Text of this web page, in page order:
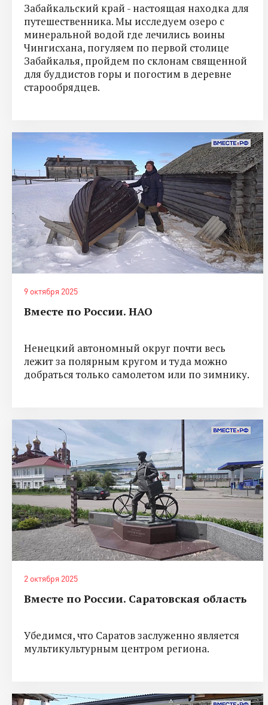
Забайкальский край - настоящая находка для
путешественника. Мы исследуем озеро с
минеральной водой где лечились воины
Чингисхана, погуляем по первой столице
Забайкалья, пройдем по склонам священной
для буддистов горы и погостим в деревне
старообрядцев.
9 октября 2025
Вместе по России. НАО
Ненецкий автономный округ почти весь
лежит за полярным кругом и туда можно
добраться только самолетом или по зимнику.
2 октября 2025
Вместе по России. Саратовская область
Убедимся, что Саратов заслуженно является
мультикультурным центром региона.